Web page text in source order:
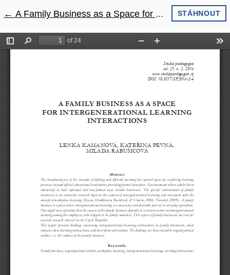
← Návrat na podrobnosti článku
A Family Business as a Space for Intergenerational Learning Interactions STÁHNOUT